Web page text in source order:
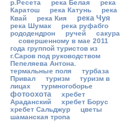
р.Ресета
река Белая
река
Каратош
река Катунь
река
Квай
река Кия река Чуя
река Шумак
река руфабго
рододендрон
ручей
сакура
совершенному в мае 2011
года группой туристов из
г.Саров под руководством
Пепеляева Антона.
термальные поля
турбаза
Привал
туризм
туризм в
лицах
турмногоборье
фотоохота
хребет
Араданский
хребет Борус
хребет Сальджур
цветы
шаманская тропа